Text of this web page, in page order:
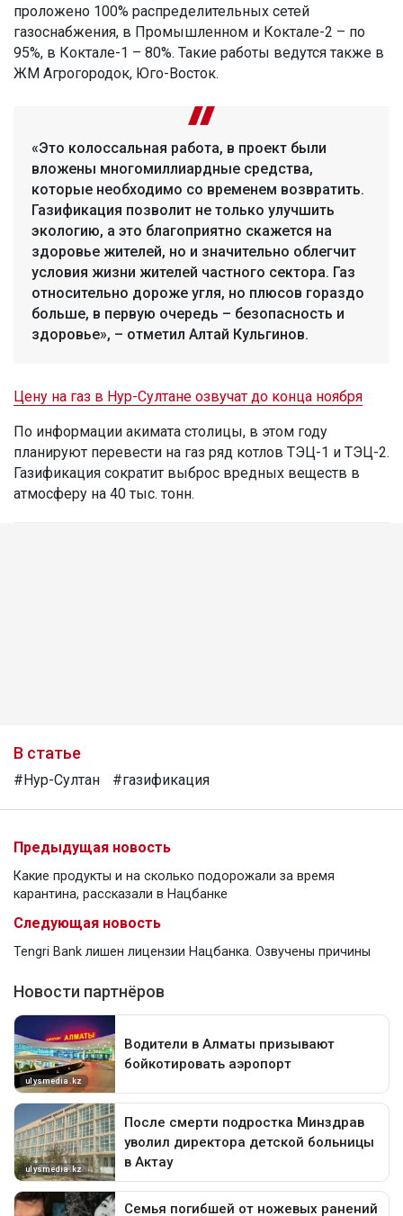
проложено 100% распределительных сетей
газоснабжения, в Промышленном и Коктале-2 – по
95%, в Коктале-1 – 80%. Такие работы ведутся также в
ЖМ Агрогородок, Юго-Восток.
«Это колоссальная работа, в проект были
вложены многомиллиардные средства,
которые необходимо со временем возвратить.
Газификация позволит не только улучшить
экологию, а это благоприятно скажется на
здоровье жителей, но и значительно облегчит
условия жизни жителей частного сектора. Газ
относительно дороже угля, но плюсов гораздо
больше, в первую очередь – безопасность и
здоровье», – отметил Алтай Кульгинов.
Цену на газ в Нур-Султане озвучат до конца ноября
По информации акимата столицы, в этом году
планируют перевести на газ ряд котлов ТЭЦ-1 и ТЭЦ-2.
Газификация сократит выброс вредных веществ в
атмосферу на 40 тыс. тонн.
В статье
#Нур-Султан #газификация
Предыдущая новость
Какие продукты и на сколько подорожали за время
карантина, рассказали в Нацбанке
Следующая новость
Tengri Bank лишен лицензии Нацбанка. Озвучены причины